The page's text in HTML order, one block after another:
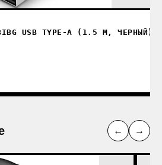
USB TYPE-A (1.5 М, ЧЕРНЫЙ)
← →